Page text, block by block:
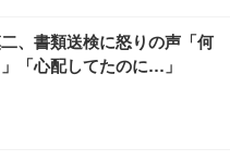
メッシュ ゲーミング/勉強/事
チェア (ブラック)
デスクチェア 疲れない テレ
クレスト 30度ロッキング機
ート 90度跳ね上げ式アーム
27インチ 液晶モニタ
）VA 非光沢 HDMI/DisplayP
高さ調整 スイベル VESA対
ベーシック) 【Amazon.co.jp
イリスオーヤマ ペットシーツ
枚入 (x 1) (ケース販売)
、書類送検に怒りの声「何
「心配してたのに…」